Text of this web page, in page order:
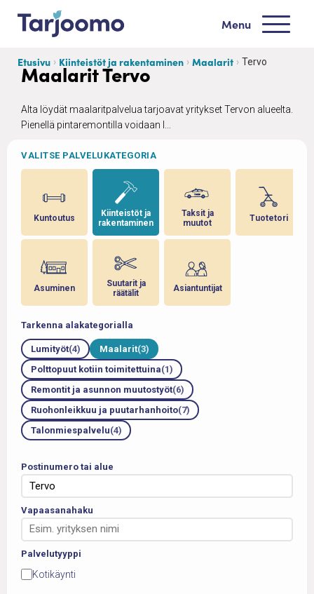
Siirry sisältöön
Menu
Etusivu Kiinteistöt ja rakentaminen Maalarit Tervo
Maalarit Tervo
Alta löydät maalaritpalvelua tarjoavat yritykset Tervon alueelta.
Pienellä pintaremontilla voidaan l...
VALITSE PALVELUKATEGORIA
Kuntoutus
Asuminen
Kiinteistöt ja
rakentaminen
Suutarit ja
räätälit
Taksit ja
muutot
Asiantuntijat
Tuotetori
Tarkenna alakategorialla
Lumityöt(4) Maalarit(3)
Polttopuut kotiin toimitettuina(1)
Remontit ja asunnon muutostyöt(6)
Ruohonleikkuu ja puutarhanhoito(7)
Talonmiespalvelu(4)
Postinumero tai alue
Vapaasanahaku
Palvelutyyppi
Kotikäynti